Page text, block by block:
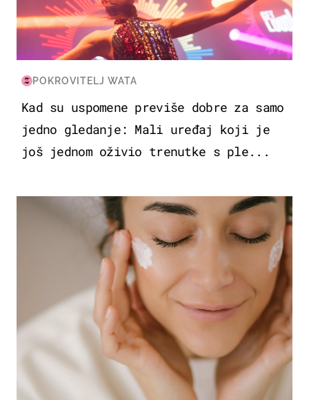
POKROVITELJ WATA
Kad su uspomene previše dobre za samo
jedno gledanje: Mali uređaj koji je
još jednom oživio trenutke s ple...
MODA & LJEPOTA